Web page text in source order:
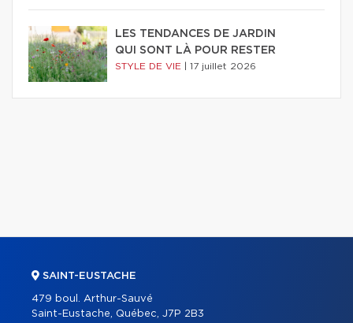
LES TENDANCES DE JARDIN
QUI SONT LÀ POUR RESTER
STYLE DE VIE 17 juillet 2026
SAINT-EUSTACHE
479 boul. Arthur-Sauvé
Saint-Eustache, Québec, J7P 2B3